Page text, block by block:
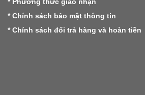
* Chính sách bảo mật thông tin
* Chính sách đổi trả hàng và hoàn tiền